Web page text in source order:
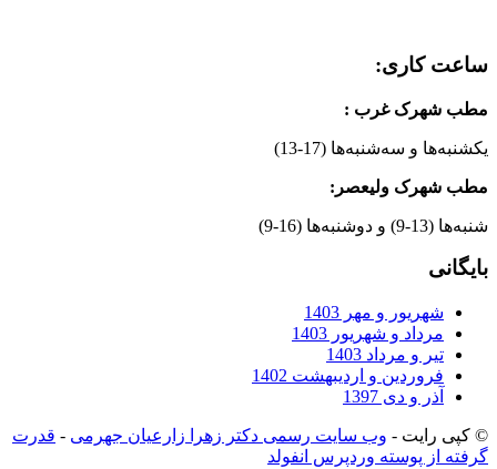
ساعت کاری:
مطب شهرک غرب :
یکشنبه‌ها و سه‌شنبه‌ها (17-13)
مطب شهرک ولیعصر:
شنبه‌ها (13-9) و دوشنبه‌ها (16-9)
بایگانی
شهریور و مهر 1403
مرداد و شهریور 1403
تیر و مرداد 1403
فروردین و اردیبهشت 1402
آذر و دی 1397
© کپی رایت - وب سایت رسمی دکتر زهرا زارعیان جهرمی - قدرت
گرفته از پوسته وردپرس انفولد